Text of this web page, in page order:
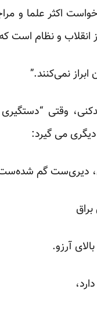
اکثر علما و
و نظام است
نمی‌کنند.”
وقتی
می گیرد:
دیری‌ست گم
آرزو.